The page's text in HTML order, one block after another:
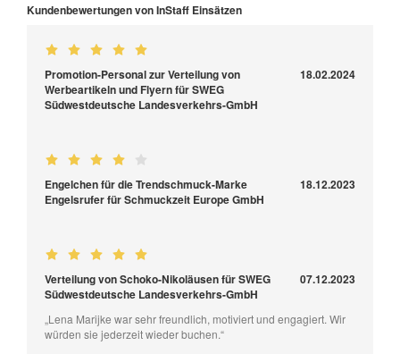
Kundenbewertungen von InStaff Einsätzen
Promotion-Personal zur Verteilung von
Werbeartikeln und Flyern für SWEG
Südwestdeutsche Landesverkehrs-GmbH
18.02.2024
Engelchen für die Trendschmuck-Marke
Engelsrufer für Schmuckzeit Europe GmbH
18.12.2023
Verteilung von Schoko-Nikoläusen für SWEG
Südwestdeutsche Landesverkehrs-GmbH
07.12.2023
„Lena Marijke war sehr freundlich, motiviert und engagiert. Wir
würden sie jederzeit wieder buchen.“